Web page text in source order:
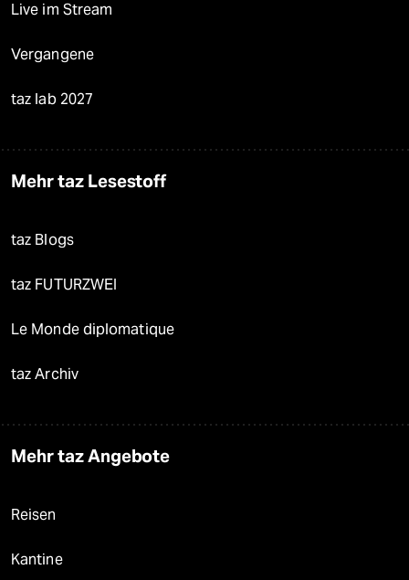
Live im Stream
Vergangene
taz lab 2027
Mehr taz Lesestoff
taz Blogs
taz FUTURZWEI
Le Monde diplomatique
taz Archiv
Mehr taz Angebote
Reisen
Kantine